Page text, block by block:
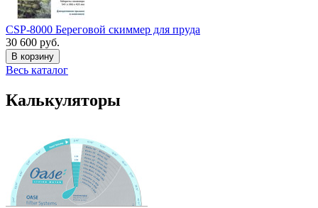
CSP-8000 Береговой скиммер для пруда
30 600 руб.
В корзину
Весь каталог
Калькуляторы